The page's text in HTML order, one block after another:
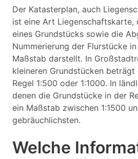
Der Katasterplan, auch
ist eine Art Liegenschaftskarte,
eines Grundstücks sowie die
Nummerierung der Flurstücke
Maßstab darstellt. In
kleineren Grundstücken
Regel 1:500 oder 1:1000. In
denen die Grundstücke in der
ein Maßstab zwischen 1:1500
gebräuchlichsten.
Welche